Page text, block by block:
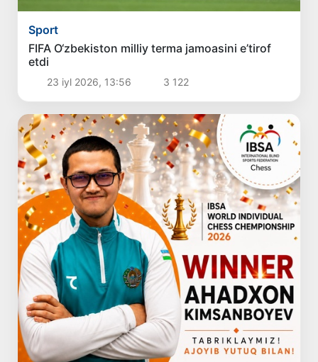
Sport
FIFA O‘zbekiston milliy terma jamoasini e’tirof
etdi
23 iyl 2026, 13:56 3 122